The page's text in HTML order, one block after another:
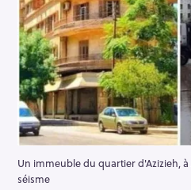
Un immeuble du quartier d'Azizieh,
séisme